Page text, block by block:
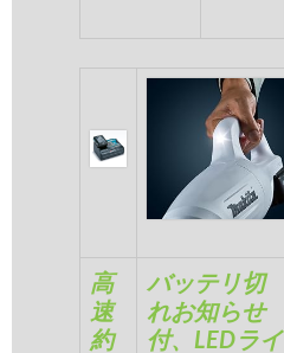
高
速
約
バッテリ切
れお知らせ
付、LEDライ